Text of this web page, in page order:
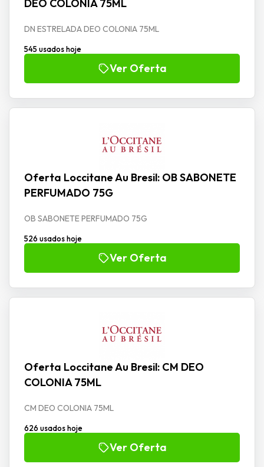
DEO COLONIA 75ML
DN ESTRELADA DEO COLONIA 75ML
545 usados hoje
Ver Oferta
Oferta Loccitane Au Bresil: OB SABONETE
PERFUMADO 75G
OB SABONETE PERFUMADO 75G
526 usados hoje
Ver Oferta
Oferta Loccitane Au Bresil: CM DEO
COLONIA 75ML
CM DEO COLONIA 75ML
626 usados hoje
Ver Oferta